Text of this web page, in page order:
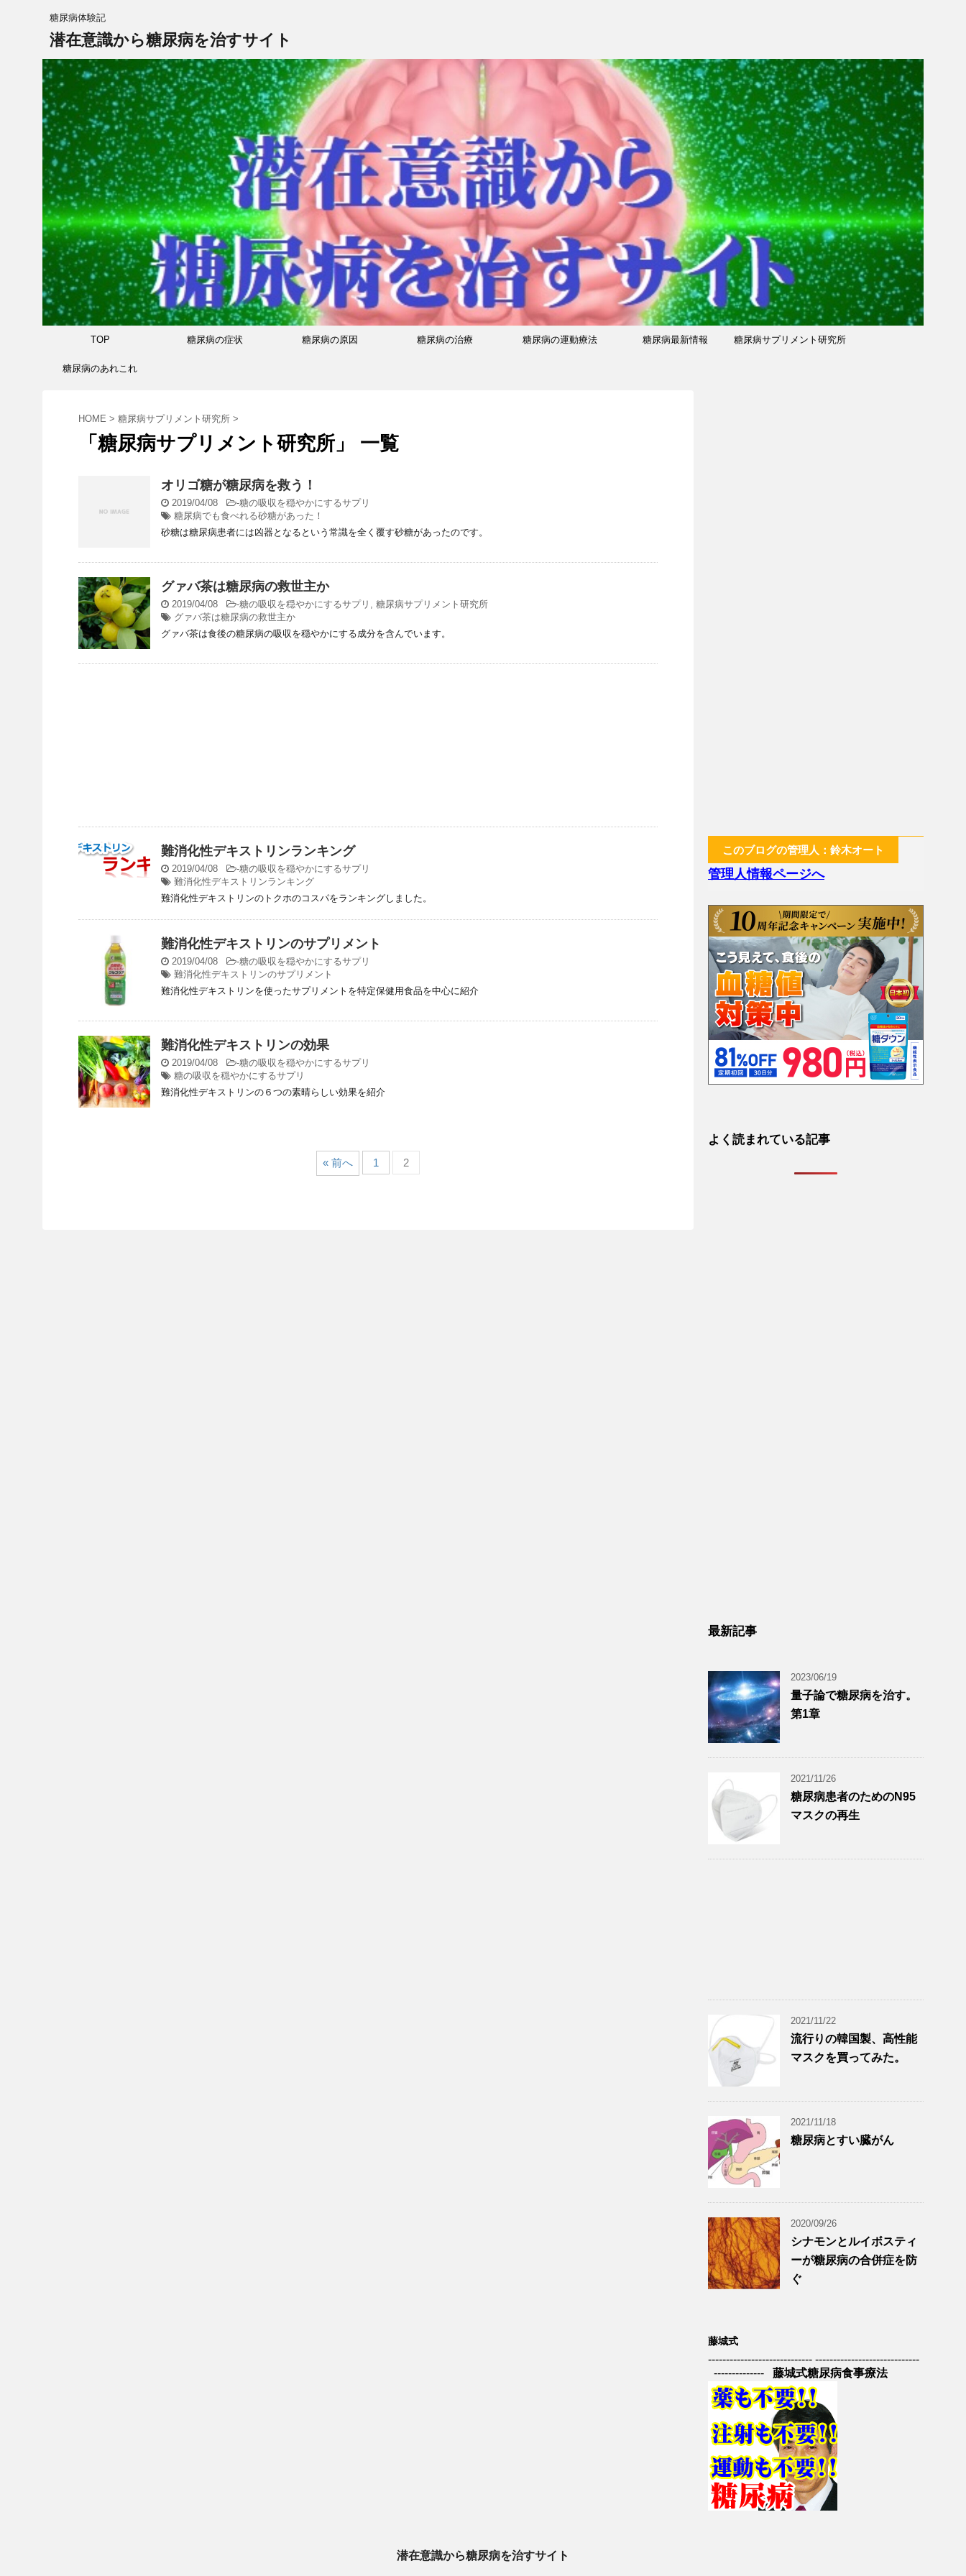
糖尿病体験記
潜在意識から糖尿病を治すサイト
TOP 糖尿病の症状 糖尿病の原因 糖尿病の治療 糖尿病の運動療法 糖尿病最新情報 糖尿病サプリメント研究所
糖尿病のあれこれ
HOME > 糖尿病サプリメント研究所 >
「糖尿病サプリメント研究所」 一覧
オリゴ糖が糖尿病を救う！
2019/04/08 -糖の吸収を穏やかにするサプリ
糖尿病でも食べれる砂糖があった！
砂糖は糖尿病患者には凶器となるという常識を全く覆す砂糖があったのです。
グァバ茶は糖尿病の救世主か
2019/04/08 -糖の吸収を穏やかにするサプリ , 糖尿病サプリメント研究所
グァバ茶は糖尿病の救世主か
グァバ茶は食後の糖尿病の吸収を穏やかにする成分を含んでいます。
難消化性デキストリンランキング
2019/04/08 -糖の吸収を穏やかにするサプリ
難消化性デキストリンランキング
難消化性デキストリンのトクホのコスパをランキングしました。
難消化性デキストリンのサプリメント
2019/04/08 -糖の吸収を穏やかにするサプリ
難消化性デキストリンのサプリメント
難消化性デキストリンを使ったサプリメントを特定保健用食品を中心に紹介
難消化性デキストリンの効果
2019/04/08 -糖の吸収を穏やかにするサプリ
糖の吸収を穏やかにするサプリ
難消化性デキストリンの６つの素晴らしい効果を紹介
« 前へ 1 2
このブログの管理人：鈴木オート
管理人情報ページへ
よく読まれている記事
最新記事
2023/06/19
量子論で糖尿病を治す。
第1章
2021/11/26
糖尿病患者のためのN95
マスクの再生
2021/11/22
流行りの韓国製、高性能
マスクを買ってみた。
2021/11/18
糖尿病とすい臓がん
2020/09/26
シナモンとルイボスティ
ーが糖尿病の合併症を防
ぐ
藤城式
----------------------------- -----------------------------
-------------- 藤城式糖尿病食事療法
潜在意識から糖尿病を治すサイト